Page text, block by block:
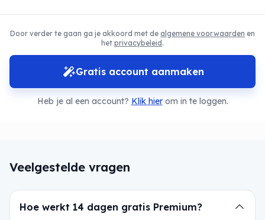
Door verder te gaan ga je akkoord met de algemene voorwaarden en
het privacybeleid .
Gratis account aanmaken
Heb je al een account? Klik hierom in te loggen.
Veelgestelde vragen
Hoe werkt 14 dagen gratis Premium?